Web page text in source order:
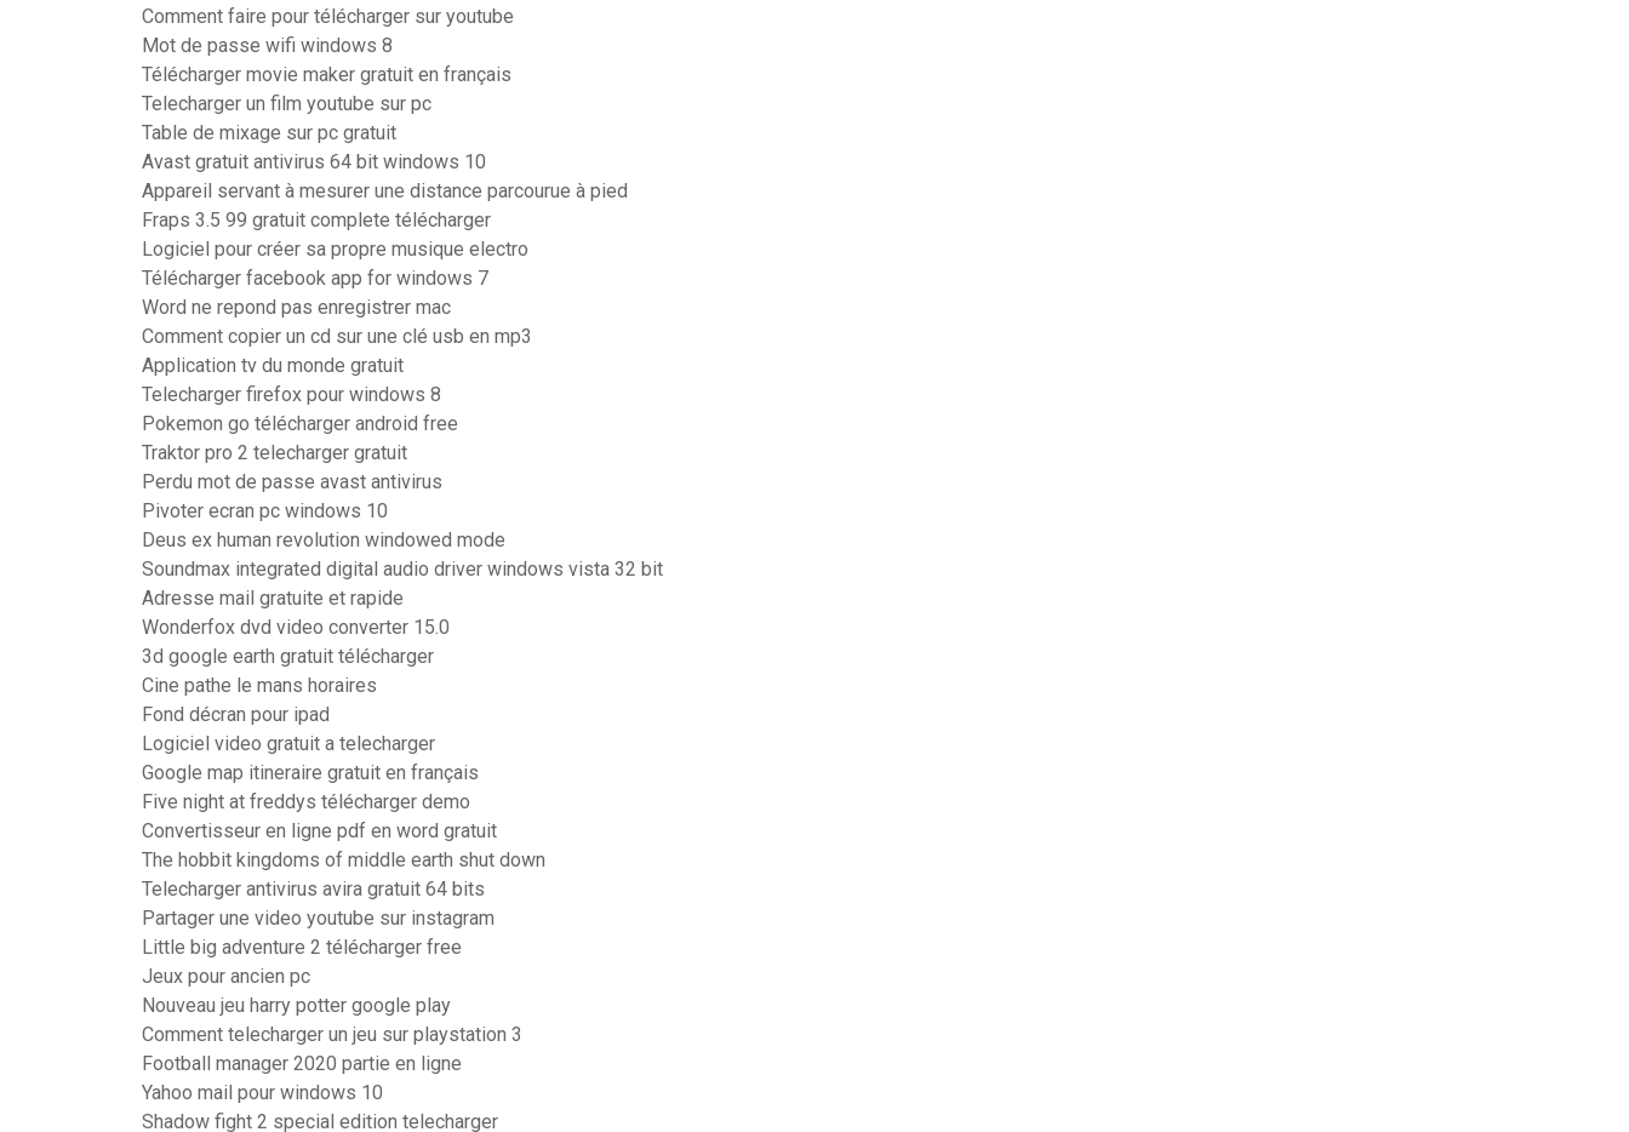
Comment faire pour télécharger sur youtube
Mot de passe wifi windows 8
Télécharger movie maker gratuit en français
Telecharger un film youtube sur pc
Table de mixage sur pc gratuit
Avast gratuit antivirus 64 bit windows 10
Appareil servant à mesurer une distance parcourue à pied
Fraps 3.5 99 gratuit complete télécharger
Logiciel pour créer sa propre musique electro
Télécharger facebook app for windows 7
Word ne repond pas enregistrer mac
Comment copier un cd sur une clé usb en mp3
Application tv du monde gratuit
Telecharger firefox pour windows 8
Pokemon go télécharger android free
Traktor pro 2 telecharger gratuit
Perdu mot de passe avast antivirus
Pivoter ecran pc windows 10
Deus ex human revolution windowed mode
Soundmax integrated digital audio driver windows vista 32 bit
Adresse mail gratuite et rapide
Wonderfox dvd video converter 15.0
3d google earth gratuit télécharger
Cine pathe le mans horaires
Fond décran pour ipad
Logiciel video gratuit a telecharger
Google map itineraire gratuit en français
Five night at freddys télécharger demo
Convertisseur en ligne pdf en word gratuit
The hobbit kingdoms of middle earth shut down
Telecharger antivirus avira gratuit 64 bits
Partager une video youtube sur instagram
Little big adventure 2 télécharger free
Jeux pour ancien pc
Nouveau jeu harry potter google play
Comment telecharger un jeu sur playstation 3
Football manager 2020 partie en ligne
Yahoo mail pour windows 10
Shadow fight 2 special edition telecharger